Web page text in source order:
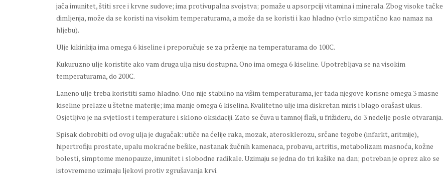
jača imunitet, štiti srce i krvne sudove; ima protivupalna svojstva; pomaže u apsorpciji vitamina i minerala. Zbog visoke tačke
dimljenja, može da se koristi na visokim temperaturama, a može da se koristi i kao hladno (vrlo simpatično kao namaz na
hljebu).
Ulje kikirikija ima omega 6 kiseline i preporučuje se za prženje na temperaturama do 100C.
Kukuruzno ulje koristite ako vam druga ulja nisu dostupna. Ono ima omega 6 kiseline. Upotrebljava se na visokim
temperaturama, do 200C.
Laneno ulje treba koristiti samo hladno. Ono nije stabilno na višim temperaturama, jer tada njegove korisne omega 3 masne
kiseline prelaze u štetne materije; ima manje omega 6 kiselina. Kvalitetno ulje ima diskretan miris i blago orašast ukus.
Osjetljivo je na svjetlost i temperature i sklono oksidaciji. Zato se čuva u tamnoj flaši, u frižideru, do 3 nedelje posle otvaranja.
Spisak dobrobiti od ovog ulja je dugačak: utiče na ćelije raka, mozak, aterosklerozu, srčane tegobe (infarkt, aritmije),
hipertrofiju prostate, upalu mokraćne bešike, nastanak žučnih kamenaca, probavu, artritis, metabolizam masnoća, kožne
bolesti, simptome menopauze, imunitet i slobodne radikale. Uzimaju se jedna do tri kašike na dan; potreban je oprez ako se
istovremeno uzimaju ljekovi protiv zgrušavanja krvi.